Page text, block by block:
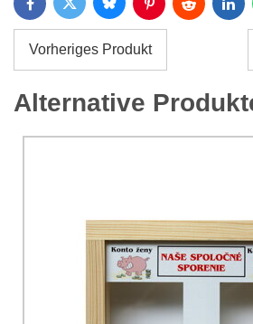
Name:*
Ich stimme der Verarbeitung der im
personenbezogenen Daten zum Zwecke
einverstanden. Ich habe die
Bomba s.r.o. zur Kenntnis genommen.
*
Ihre E-Mail:*
FacebookTwitter BlueskyPinterestReddit
Vorheriges Produkt
Alternative